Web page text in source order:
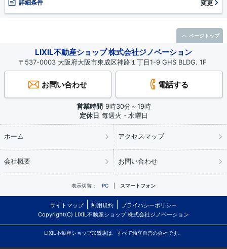
詳細条件 変更
LIXIL不動産ショップ 株式会社ジノベーション
〒537-0003 大阪府大阪市東成区神路１丁目1-9 GHS BLDG. 1F
お問い合わせ 電話する
営業時間 9時30分～19時
定休日 毎週火・水曜日
ホーム アクセスマップ
会社概要 お問い合わせ
表示切替： PC スマートフォン
サイトマップ 利用規約
プライバシーポリシー
Copyright(C) LIXIL不動産ショップ 株式会社ジノベーション
LIXIL不動産ショップ加盟店は、すべて独立自営の会社です。
ページトップ